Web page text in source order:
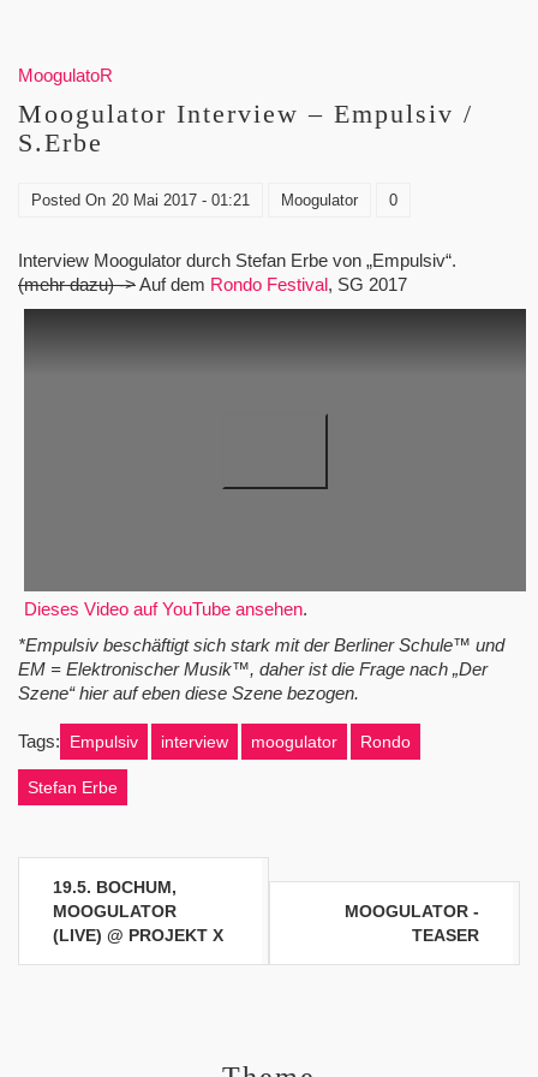
MoogulatoR
Moogulator Interview – Empulsiv /
S.Erbe
Posted On 20 Mai 2017 - 01:21 Moogulator 0
Interview Moogulator durch Stefan Erbe von „Empulsiv“.
(mehr dazu) ->Auf dem Rondo Festival, SG 2017
Dieses Video auf YouTube ansehen.
*Empulsiv beschäftigt sich stark mit der Berliner Schule™ und
EM = Elektronischer Musik™, daher ist die Frage nach „Der
Szene“ hier auf eben diese Szene bezogen.
Tags: Empulsiv interview moogulator Rondo
Stefan Erbe
Beitragsnavigation
19.5. BOCHUM,
MOOGULATOR
(LIVE) @ PROJEKT X
MOOGULATOR -
TEASER